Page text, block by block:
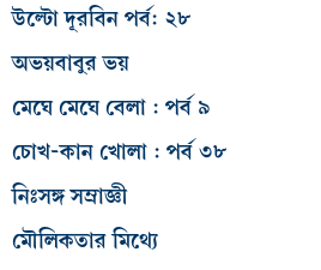
উল্টো দূরবিন পর্ব: ২৮
অভয়বাবুর ভয়
মেঘে মেঘে বেলা : পর্ব ৯
চোখ-কান খোলা : পর্ব ৩৮
নিঃসঙ্গ সম্রাজ্ঞী
মৌলিকতার মিথ্যে